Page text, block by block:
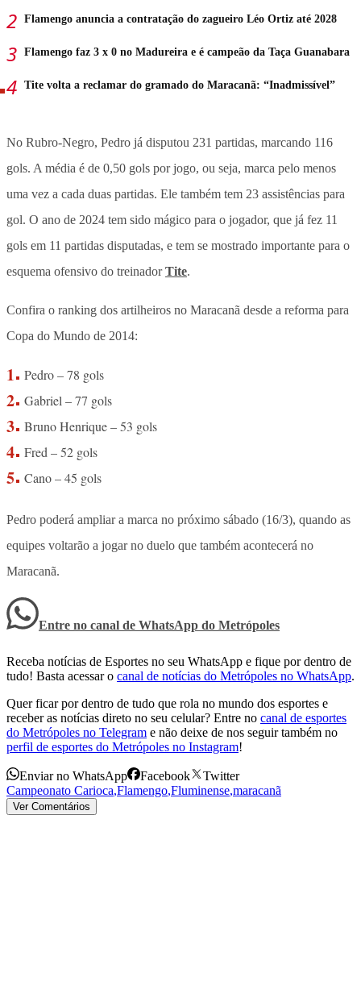
Flamengo anuncia a contratação do zagueiro Léo Ortiz até 2028
Flamengo faz 3 x 0 no Madureira e é campeão da Taça Guanabara
Tite volta a reclamar do gramado do Maracanã: “Inadmissível”
No Rubro-Negro, Pedro já disputou 231 partidas, marcando 116
gols. A média é de 0,50 gols por jogo, ou seja, marca pelo menos
uma vez a cada duas partidas. Ele também tem 23 assistências para
gol. O ano de 2024 tem sido mágico para o jogador, que já fez 11
gols em 11 partidas disputadas, e tem se mostrado importante para o
esquema ofensivo do treinadorTite.
Confira o ranking dos artilheiros no Maracanã desde a reforma para
Copa do Mundo de 2014:
Pedro – 78 gols
Gabriel – 77 gols
Bruno Henrique – 53 gols
Fred – 52 gols
Cano – 45 gols
Pedro poderá ampliar a marca no próximo sábado (16/3), quando as
equipes voltarão a jogar no duelo que também acontecerá no
Maracanã.
Entre no canal de WhatsApp do Metrópoles
Receba notícias de Esportes no seu WhatsApp e fique por dentro de
tudo! Basta acessar o canal de notícias do Metrópoles no WhatsApp.
Quer ficar por dentro de tudo que rola no mundo dos esportes e
receber as notícias direto no seu celular? Entre no canal de esportes
do Metrópoles no Telegram e não deixe de nos seguir também no
perfil de esportes do Metrópoles no Instagram!
Enviar no WhatsApp Facebook
Twitter
Campeonato Carioca,Flamengo,Fluminense,maracanã
Ver Comentários